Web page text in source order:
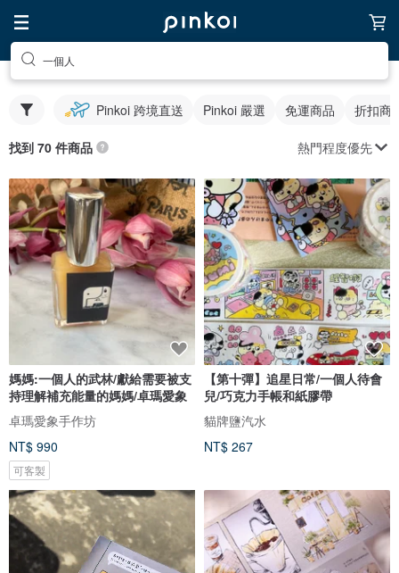
一個人
Pinkoi 跨境直送 Pinkoi 嚴選 免運商品 折扣商
找到 70 件商品 熱門程度優先
媽媽:一個人的武林/獻給需要被支
持理解補充能量的媽媽/卓瑪愛象
卓瑪愛象手作坊
NT$ 990
可客製
【第十彈】追星日常/一個人待會
兒/巧克力手帳和紙膠帶
貓牌鹽汽水
NT$ 267